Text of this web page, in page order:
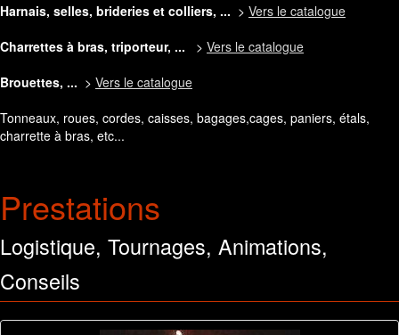
Harnais, selles, brideries et colliers, ... > Vers le catalogue
Charrettes à bras, triporteur, ... > Vers le catalogue
Brouettes, ... > Vers le catalogue
Tonneaux, roues, cordes, caisses, bagages,cages, paniers, étals,
charrette à bras, etc...
Prestations
Logistique, Tournages, Animations,
Conseils